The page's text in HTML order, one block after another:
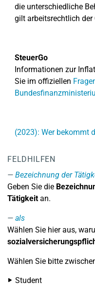
die unterschiedliche
gilt arbeitsrechtlich der
SteuerGo
Informationen zur
Sie im offiziellen
(2023): Wer bekommt
FELDHILFEN
Bezeichnung der
Geben Sie die
Tätigkeitan.
als
Wählen Sie hier aus,
Wählen Sie bitte
Student